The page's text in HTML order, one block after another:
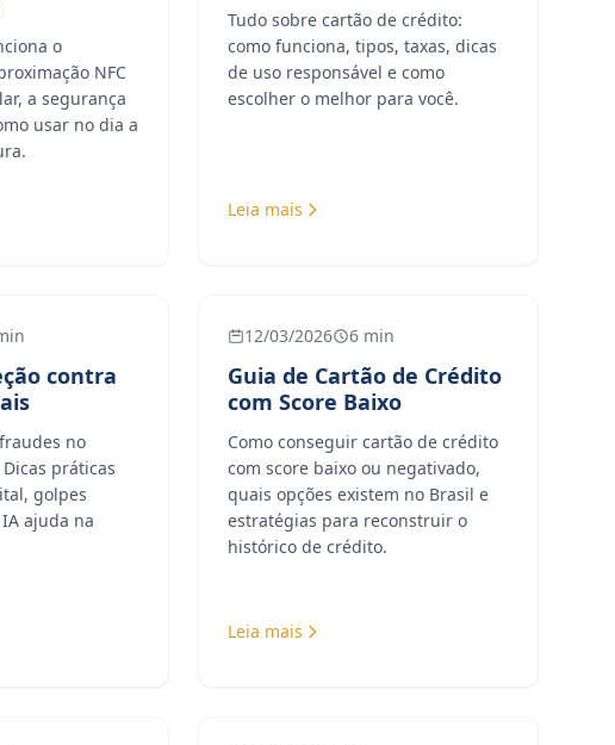
o
NFC
a segurança
usar no dia a
Tudo sobre cartão de crédito:
como funciona, tipos, taxas, dicas
de uso responsável e como
escolher o melhor para você.
Leia mais
contra
no
práticas
golpes
ajuda na
12/03/2026 6 min
Guia de Cartão de Crédito
com Score Baixo
Como conseguir cartão de crédito
com score baixo ou negativado,
quais opções existem no Brasil e
estratégias para reconstruir o
histórico de crédito.
Leia mais